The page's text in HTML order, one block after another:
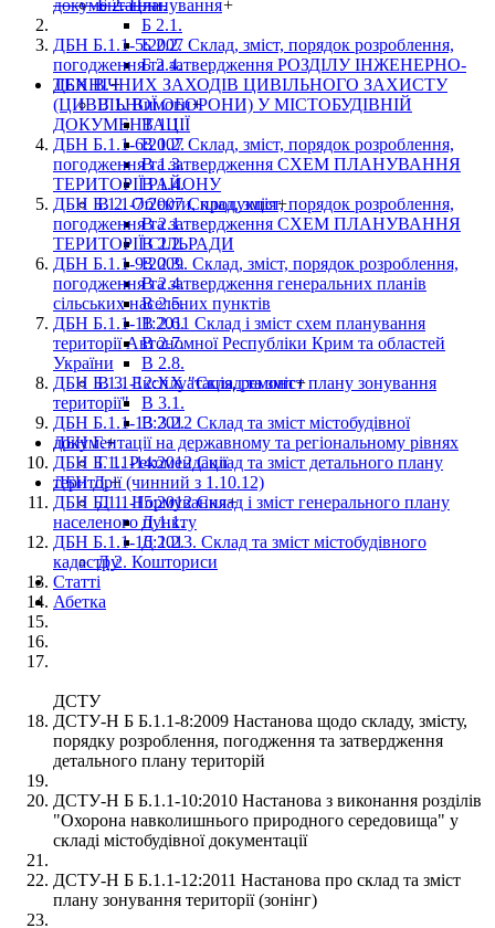
Б 2. Планування+
Б 2.1.
Б 2.2.
Б 2.4.
ДБН В.+
В 1. Вимоги+
В 1.1.
В 1.2.
В 1.3.
В 1.4.
В 2. Об'єкти, продукція+
В 2.1.
В 2.2.
В 2.3.
В 2.4.
В 2.5.
В 2.6.
В 2.7.
В 2.8.
В 3. Експлуатація, ремонт+
В 3.1.
В 3.2.
ДБН Г.+
Г 1. Рекомендації
ДБН Д.+
Д 1. Нормування+
Д 1.1.
Д 1.2.
Д 2. Кошториси
Статті
Абетка
документации.
ДБН Б.1.1-5:2007 Склад, зміст, порядок розроблення,
погодження та затвердження РОЗДІЛУ ІНЖЕНЕРНО-
ТЕХНІЧНИХ ЗАХОДІВ ЦИВІЛЬНОГО ЗАХИСТУ
(ЦИВІЛЬНОЇ ОБОРОНИ) У МІСТОБУДІВНІЙ
ДОКУМЕНТАЦІЇ
ДБН Б.1.1-6:2007 Склад, зміст, порядок розроблення,
погодження та затвердження СХЕМ ПЛАНУВАННЯ
ТЕРИТОРІЇ РАЙОНУ
ДБН Б.1.1-7:2007 Склад, зміст, порядок розроблення,
погодження та затвердження СХЕМ ПЛАНУВАННЯ
ТЕРИТОРІЇ СІЛЬРАДИ
ДБН Б.1.1-9:2009. Склад, зміст, порядок розроблення,
погодження та затвердження генеральних планів
сільських населених пунктів
ДБН Б.1.1-11:2011 Склад і зміст схем планування
території Автономної Республіки Крим та областей
України
ДБН Б.1.1-12:ХХ "Склад та зміст плану зонування
території"
ДБН Б.1.1-13:2012 Склад та зміст містобудівної
документації на державному та регіональному рівнях
ДБН Б.1.1-14:2012 Склад та зміст детального плану
території (чинний з 1.10.12)
ДБН Б.1.1-15:2012 Склад і зміст генерального плану
населеного пункту
ДБН Б.1.1-16:2013. Склад та зміст містобудівного
кадастру
ДСТУ
ДСТУ-Н Б Б.1.1-8:2009 Настанова щодо складу, змісту,
порядку розроблення, погодження та затвердження
детального плану територій
ДСТУ-Н Б Б.1.1-10:2010 Настанова з виконання розділів
"Охорона навколишнього природного середовища" у
складі містобудівної документації
ДСТУ-Н Б Б.1.1-12:2011 Настанова про склад та зміст
плану зонування території (зонінг)